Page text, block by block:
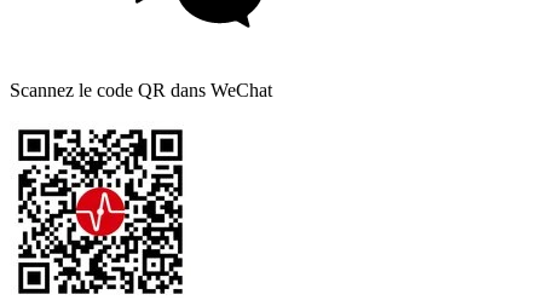
Scannez le code QR dans WeChat